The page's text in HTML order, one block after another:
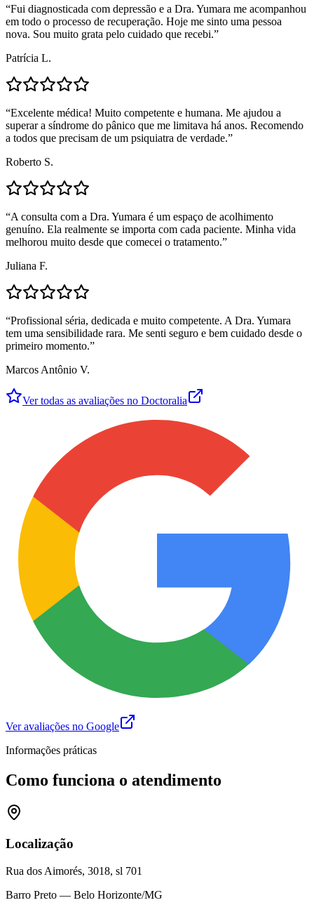
“Fui diagnosticada com depressão e a Dra. Yumara me acompanhou
em todo o processo de recuperação. Hoje me sinto uma pessoa
nova. Sou muito grata pelo cuidado que recebi.”
Patrícia L.
“Excelente médica! Muito competente e humana. Me ajudou a
superar a síndrome do pânico que me limitava há anos. Recomendo
a todos que precisam de um psiquiatra de verdade.”
Roberto S.
“A consulta com a Dra. Yumara é um espaço de acolhimento
genuíno. Ela realmente se importa com cada paciente. Minha vida
melhorou muito desde que comecei o tratamento.”
Juliana F.
“Profissional séria, dedicada e muito competente. A Dra. Yumara
tem uma sensibilidade rara. Me senti seguro e bem cuidado desde o
primeiro momento.”
Marcos Antônio V.
Ver todas as avaliações no Doctoralia
Ver avaliações no Google
Informações práticas
Como funciona o atendimento
Localização
Rua dos Aimorés, 3018, sl 701
Barro Preto — Belo Horizonte/MG